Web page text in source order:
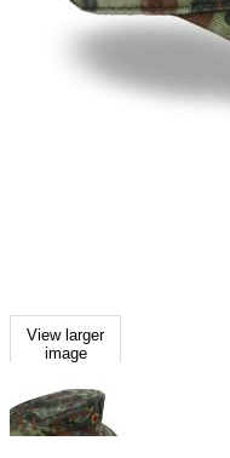
View larger
image